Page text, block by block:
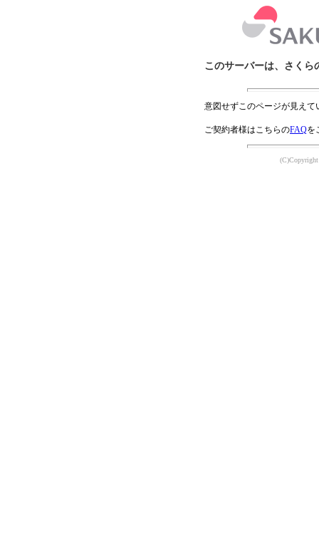
このサーバーは、さくら
意図せずこのページが見え
ご契約者様はこちらのFAQを